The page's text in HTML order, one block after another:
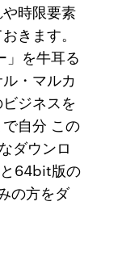
時限要素
きます。
」を牛耳る
・マルカ
ジネスを
自分 この
ダウンロ
64bit版の
の方をダ